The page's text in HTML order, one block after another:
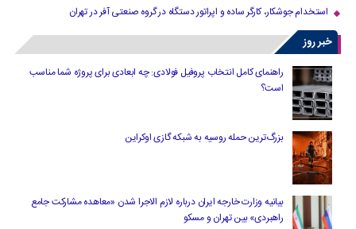
استخدام جوشکار، کارگر ساده و اپراتور دستگاه در گروه صنعتی آفر در تهران
خبر روز
راهنمای کامل انتخاب پروفیل فولادی: چه ابعادی برای پروژه شما مناسب
است؟
بزرگ‌ترین حمله روسیه به شبکه گازی اوکراین
بیانیه وزارت خارجه ایران درباره لازم‌ الاجرا شدن «معاهده مشارکت جامع
راهبردی» بین تهران و مسکو